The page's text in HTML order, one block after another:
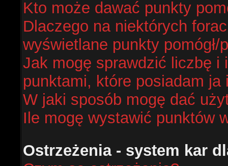
Kto może dawać punkty
Dlaczego na niektórych
wyświetlane punkty pomógł/
Jak mogę sprawdzić liczbę i
punktami, które posiadam
W jaki sposób mogę dać
Ile mogę wystawić punktów
Ostrzeżenia - system kar